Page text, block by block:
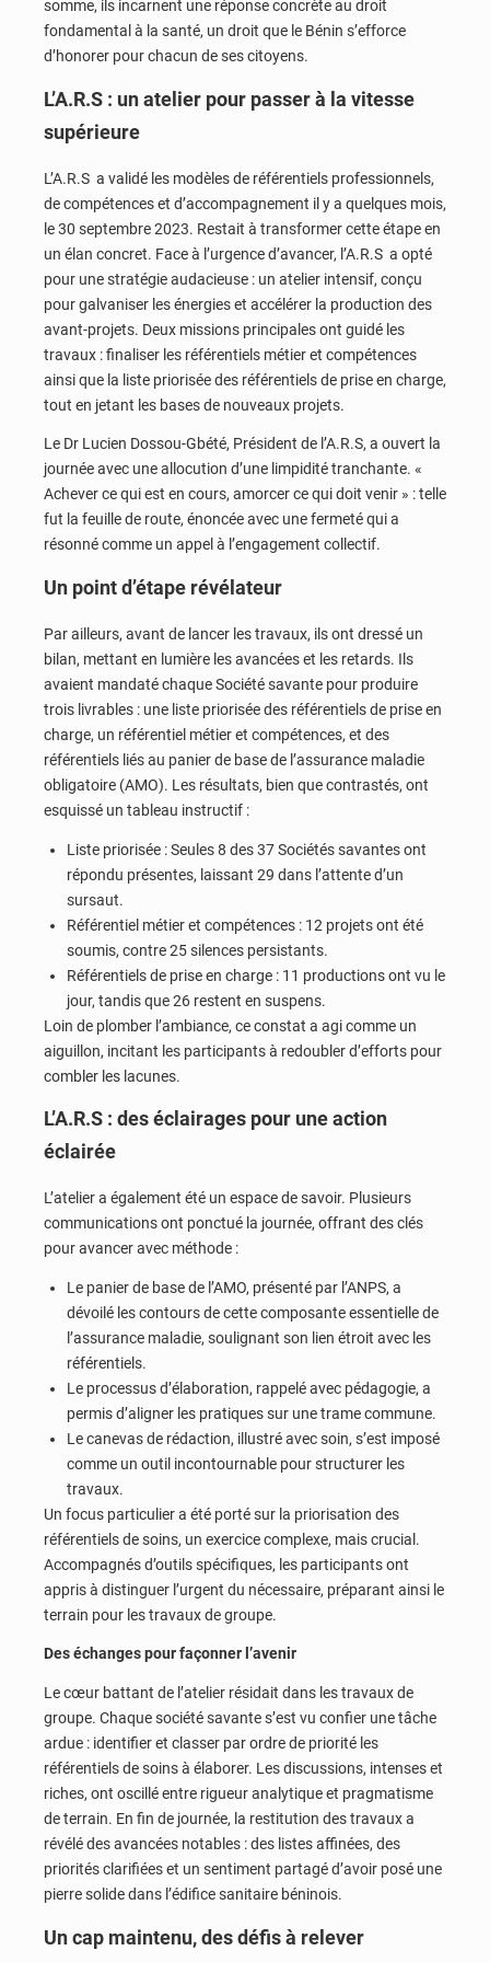
somme, ils incarnent une réponse concrète au droit
fondamental à la santé, un droit que le Bénin s’efforce
d’honorer pour chacun de ses citoyens.
L’A.R.S : un atelier pour passer à la vitesse
supérieure
L’A.R.S a validé les modèles de référentiels professionnels,
de compétences et d’accompagnement il y a quelques mois,
le 30 septembre 2023. Restait à transformer cette étape en
un élan concret. Face à l’urgence d’avancer, l’A.R.S a opté
pour une stratégie audacieuse : un atelier intensif, conçu
pour galvaniser les énergies et accélérer la production des
avant-projets. Deux missions principales ont guidé les
travaux : finaliser les référentiels métier et compétences
ainsi que la liste priorisée des référentiels de prise en charge,
tout en jetant les bases de nouveaux projets.
Le Dr Lucien Dossou-Gbété, Président de l’A.R.S, a ouvert la
journée avec une allocution d’une limpidité tranchante. «
Achever ce qui est en cours, amorcer ce qui doit venir » : telle
fut la feuille de route, énoncée avec une fermeté qui a
résonné comme un appel à l’engagement collectif.
Un point d’étape révélateur
Par ailleurs, avant de lancer les travaux, ils ont dressé un
bilan, mettant en lumière les avancées et les retards. Ils
avaient mandaté chaque Société savante pour produire
trois livrables : une liste priorisée des référentiels de prise en
charge, un référentiel métier et compétences, et des
référentiels liés au panier de base de l’assurance maladie
obligatoire (AMO). Les résultats, bien que contrastés, ont
esquissé un tableau instructif :
Liste priorisée : Seules 8 des 37 Sociétés savantes ont
répondu présentes, laissant 29 dans l’attente d’un
sursaut.
Référentiel métier et compétences : 12 projets ont été
soumis, contre 25 silences persistants.
Référentiels de prise en charge : 11 productions ont vu le
jour, tandis que 26 restent en suspens.
Loin de plomber l’ambiance, ce constat a agi comme un
aiguillon, incitant les participants à redoubler d’efforts pour
combler les lacunes.
L’A.R.S : des éclairages pour une action
éclairée
L’atelier a également été un espace de savoir. Plusieurs
communications ont ponctué la journée, offrant des clés
pour avancer avec méthode :
Le panier de base de l’AMO, présenté par l’ANPS, a
dévoilé les contours de cette composante essentielle de
l’assurance maladie, soulignant son lien étroit avec les
référentiels.
Le processus d’élaboration, rappelé avec pédagogie, a
permis d’aligner les pratiques sur une trame commune.
Le canevas de rédaction, illustré avec soin, s’est imposé
comme un outil incontournable pour structurer les
travaux.
Un focus particulier a été porté sur la priorisation des
référentiels de soins, un exercice complexe, mais crucial.
Accompagnés d’outils spécifiques, les participants ont
appris à distinguer l’urgent du nécessaire, préparant ainsi le
terrain pour les travaux de groupe.
Des échanges pour façonner l’avenir
Le cœur battant de l’atelier résidait dans les travaux de
groupe. Chaque société savante s’est vu confier une tâche
ardue : identifier et classer par ordre de priorité les
référentiels de soins à élaborer. Les discussions, intenses et
riches, ont oscillé entre rigueur analytique et pragmatisme
de terrain. En fin de journée, la restitution des travaux a
révélé des avancées notables : des listes affinées, des
priorités clarifiées et un sentiment partagé d’avoir posé une
pierre solide dans l’édifice sanitaire béninois.
Un cap maintenu, des défis à relever